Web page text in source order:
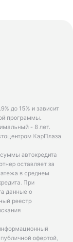
до 15% и зависит
программы.
- 8 лет.
КарПлаза
автокредита
оставляет за
в среднем
При
данные о
реестр
офертой,